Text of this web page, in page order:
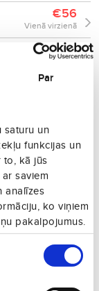
Par
saturu un
funkcijas un
to, kā jūs
saviem
analīzes
ko viņiem
pakalpojumus.
€56
Vienā virzienā
€56
Vienā virzienā
Vienā virzienā
Vienā virzienā
Vienā virzienā
€67
Vienā virzienā
€73